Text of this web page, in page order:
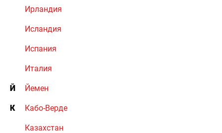
Ирландия
Исландия
Испания
Италия
Й Йемен
К Кабо-Верде
Казахстан